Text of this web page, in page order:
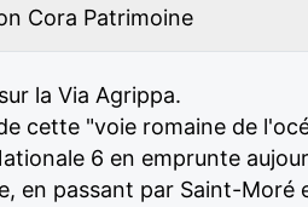
Cora Patrimoine
la Via Agrippa.
cette "voie romaine de
6 en emprunte
en passant par Saint-Moré